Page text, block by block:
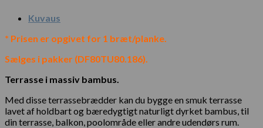
Kuvaus
* Prisen er opgivet for 1 bræt/planke.
Sælges i pakker (DF80TU80.186).
Terrasse i massiv bambus.
Med disse terrassebrædder kan du bygge en smuk terrasse
lavet af holdbart og bæredygtigt naturligt dyrket bambus, til
din terrasse, balkon, poolområde eller andre udendørs rum.